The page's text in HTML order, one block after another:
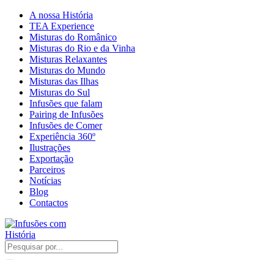
A nossa História
TEA Experience
Misturas do Românico
Misturas do Rio e da Vinha
Misturas Relaxantes
Misturas do Mundo
Misturas das Ilhas
Misturas do Sul
Infusões que falam
Pairing de Infusões
Infusões de Comer
Experiência 360º
Ilustrações
Exportação
Parceiros
Notícias
Blog
Contactos